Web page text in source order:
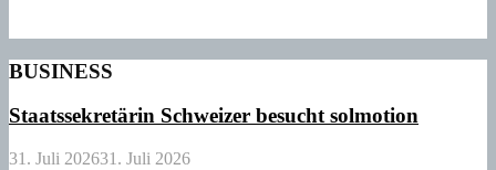
BUSINESS
Staatssekretärin Schweizer besucht solmotion
31. Juli 202631. Juli 2026